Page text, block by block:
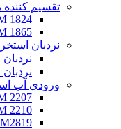
تقسیم
1824
1865
نردبان استخر
نردبان CLUB
نردبان STANDARD
ورودی آب
2207
2210